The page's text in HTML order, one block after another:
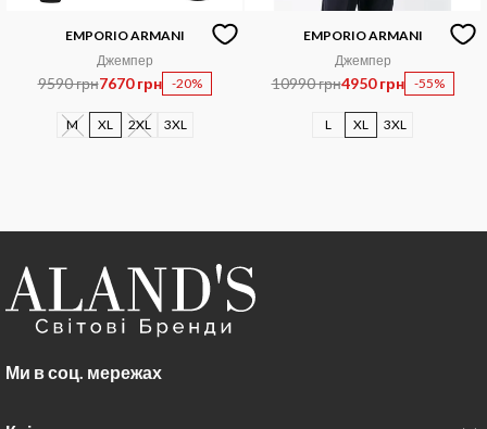
EMPORIO ARMANI
Джемпер
9590 грн7670 грн -20%
M XL 2XL 3XL
EMPORIO ARMANI
Джемпер
10990 грн4950 грн -55%
L XL 3XL
Ми в соц. мережах